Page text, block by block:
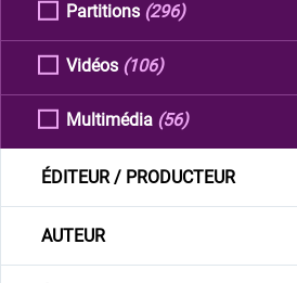
Partitions (296)
Vidéos (106)
Multimédia (56)
ÉDITEUR / PRODUCTEUR
AUTEUR